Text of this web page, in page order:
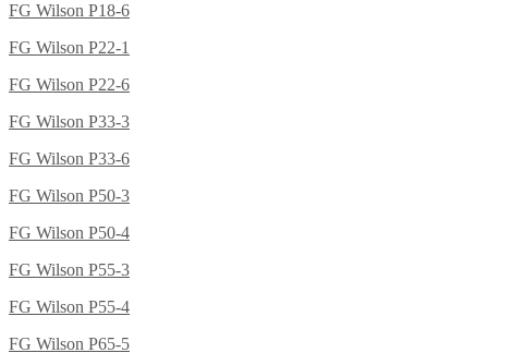
FG Wilson P18-6
FG Wilson P22-1
FG Wilson P22-6
FG Wilson P33-3
FG Wilson P33-6
FG Wilson P50-3
FG Wilson P50-4
FG Wilson P55-3
FG Wilson P55-4
FG Wilson P65-5